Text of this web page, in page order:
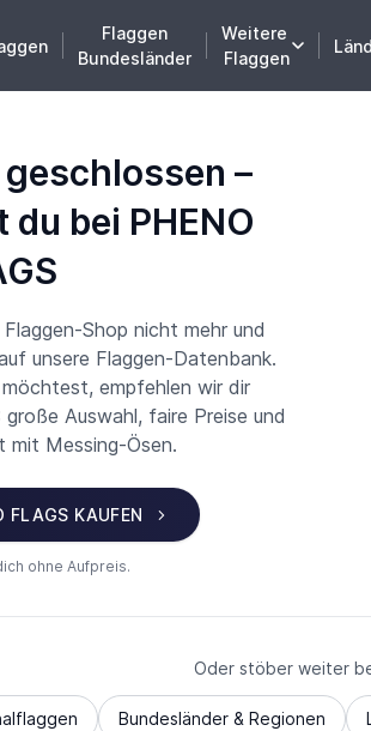
Flaggen
Bundesländer
Weitere
Flaggen
–
bei PHENO
Shop nicht mehr und
unsere Flaggen-Datenbank.
empfehlen wir dir
Auswahl, faire Preise und
Messing-Ösen.
FLAGS KAUFEN
ohne Aufpreis.
Oder stöber weiter
Bundesländer & Regionen